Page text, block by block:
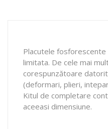
Placutele
limitata. De cele mai
corespunzătoare
(deformari, plieri,
Kitul de completare
aceeasi dimensiune.